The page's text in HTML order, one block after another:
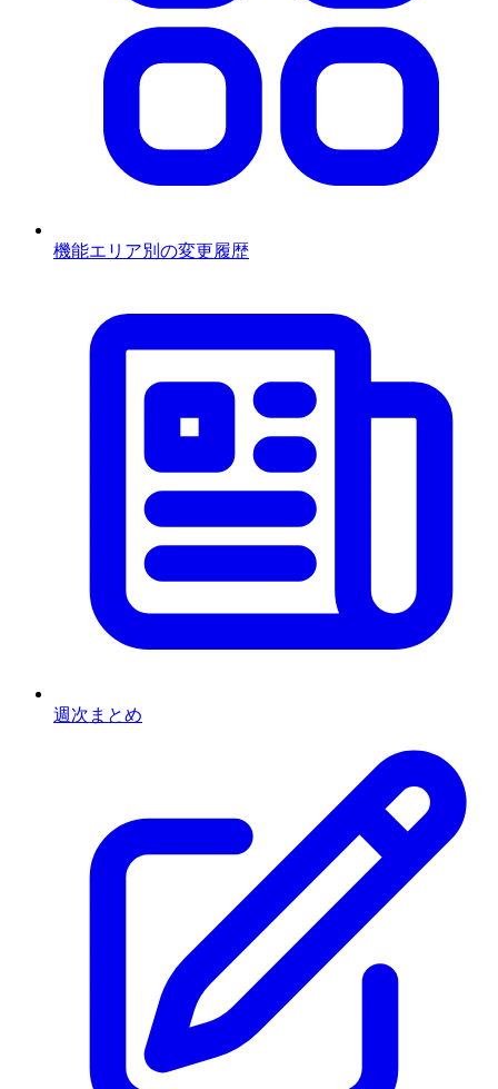
機能エリア別の変更履歴
週次まとめ